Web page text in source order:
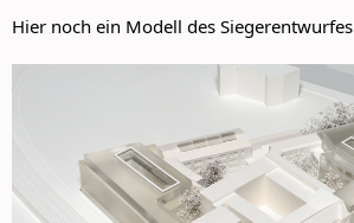
Hier noch ein Modell des Siegerentwurfes